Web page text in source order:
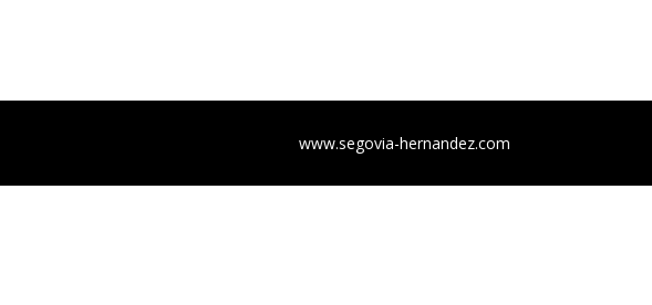
www.segovia-hernandez.com